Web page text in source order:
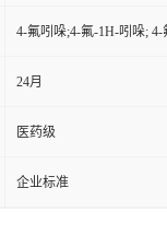
4-氟吲哚;4-氟-1H-吲哚; 4-
24月
医药级
企业标准